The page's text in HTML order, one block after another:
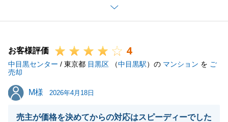
無事にお引っ越しも完了し新たな生活をスタートされ
たとのことですが、健やかにお過ごしくださいますよ
また何かお困り事がございましたらお気軽にご連絡く
ださい。
お客様評価 4
中目黒センター / 東京都 目黒区 （中目黒駅）の マンション を ご
売却
M様
M様 2026年4月18日
売主が価格を決めてからの対応はスピーディーでした